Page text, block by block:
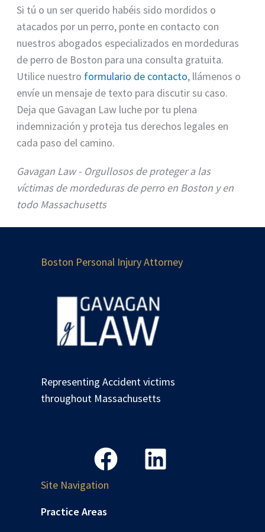
Si tú o un ser querido habéis sido mordidos o
atacados por un perro, ponte en contacto con
nuestros abogados especializados en mordeduras
de perro de Boston para una consulta gratuita.
Utilice nuestro formulario de contacto, llámenos o
envíe un mensaje de texto para discutir su caso.
Deja que Gavagan Law luche por tu plena
indemnización y proteja tus derechos legales en
cada paso del camino.
Gavagan Law - Orgullosos de proteger a las
víctimas de mordeduras de perro en Boston y en
todo Massachusetts
Boston Personal Injury Attorney
Representing Accident victims
throughout Massachusetts
Site Navigation
Practice Areas